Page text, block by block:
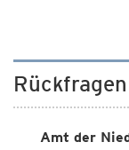
Amt der